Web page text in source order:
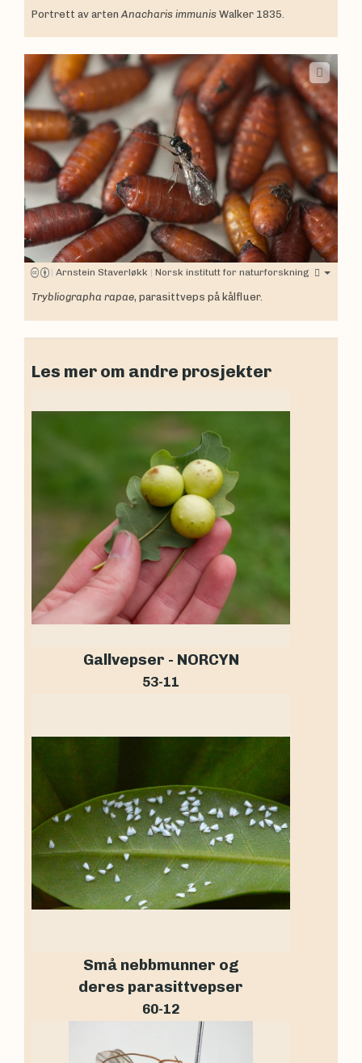
Portrett av arten Anacharis immunis Walker 1835.
| Arnstein Staverløkk | Norsk institutt for naturforskning
Trybliographa rapae, parasittveps på kålfluer.
Les mer om andre prosjekter
Gallvepser - NORCYN
53-11
Små nebbmunner og
deres parasittvepser
60-12